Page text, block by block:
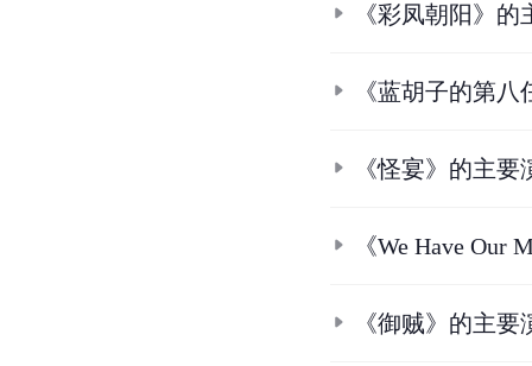
《彩凤朝阳》的
《蓝胡子的第
《怪宴》的主要
《We Have Our
《御贼》的主要